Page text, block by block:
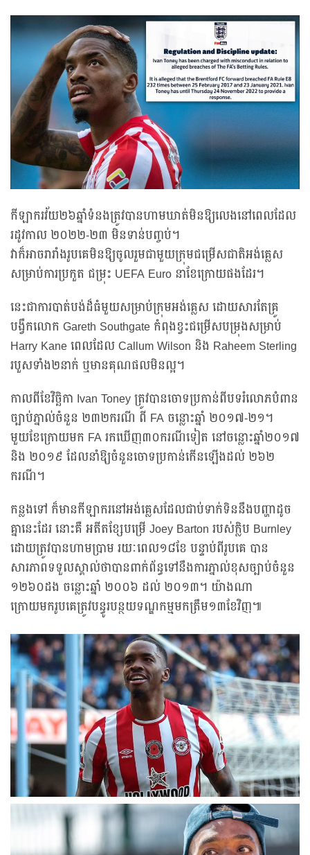
កីឡាករវ័យ២៦ឆ្នាំទំនងត្រូវបានហាមឃាត់មិនឱ្យលេងនៅពេលដែល
រដូវកាល ២០២២-២៣ មិនទាន់បញ្ចប់។
វាក៏អាចរារាំងរូបគេមិនឱ្យចូលរួមជាមួយក្រុមជម្រើសជាតិអង់គ្លេស
សម្រាប់ការប្រកួត ជម្រុះ UEFA Euro នាខែក្រោយផងដែរ។
នេះជាការបាត់បង់ដ៏ធំមួយសម្រាប់ក្រុមអង់គ្លេស ដោយសារតែគ្រូ
បង្វឹកលោក Gareth Southgate កំពុងខ្វះជម្រើសបម្រុងសម្រាប់
Harry Kane ពេលដែល Callum Wilson និង Raheem Sterling
របួសទាំង២នាក់ ឬមានគុណផលមិនល្អ។
កាលពីខែវិច្ឆិកា Ivan Toney ត្រូវបានចោទប្រកាន់ពីបទរំលោភបំពាន
ច្បាប់ភ្នាល់ចំនួន ២៣២ករណី ពី FA ចន្លោះឆ្នាំ ២០១៧-២១។
មួយខែក្រោយមក FA រកឃើញ៣០ករណីទៀត នៅចន្លោះឆ្នាំ២០១៧
និង ២០១៩ ដែលនាំឱ្យចំនួនចោទប្រកាន់កើនឡើងដល់ ២៦២
ករណី។
កន្លងទៅ ក៏មានកីឡាករនៅអង់គ្លេសដែលជាប់ទាក់ទិននឹងបញ្ហាដូច
គ្នានេះដែរ នោះគឺ អតីតខ្សែបម្រើ Joey Barton របស់ក្លិប Burnley
ដោយត្រូវបានហាមប្រាម រយៈពេល១៨ខែ បន្ទាប់ពីរូបគេ បាន
សារភាពទទួលស្គាល់ថាបានពាក់ព័ន្ធទៅនឹងការភ្នាល់ខុសច្បាប់ចំនួន
១២៦០ដង ចន្លោះឆ្នាំ ២០០៦ ដល់ ២០១៣។ យ៉ាងណា
ក្រោយមករូបគេត្រូវបន្ធូរបន្ថយទណ្ឌកម្មមកត្រឹម១៣ខែវិញ៕